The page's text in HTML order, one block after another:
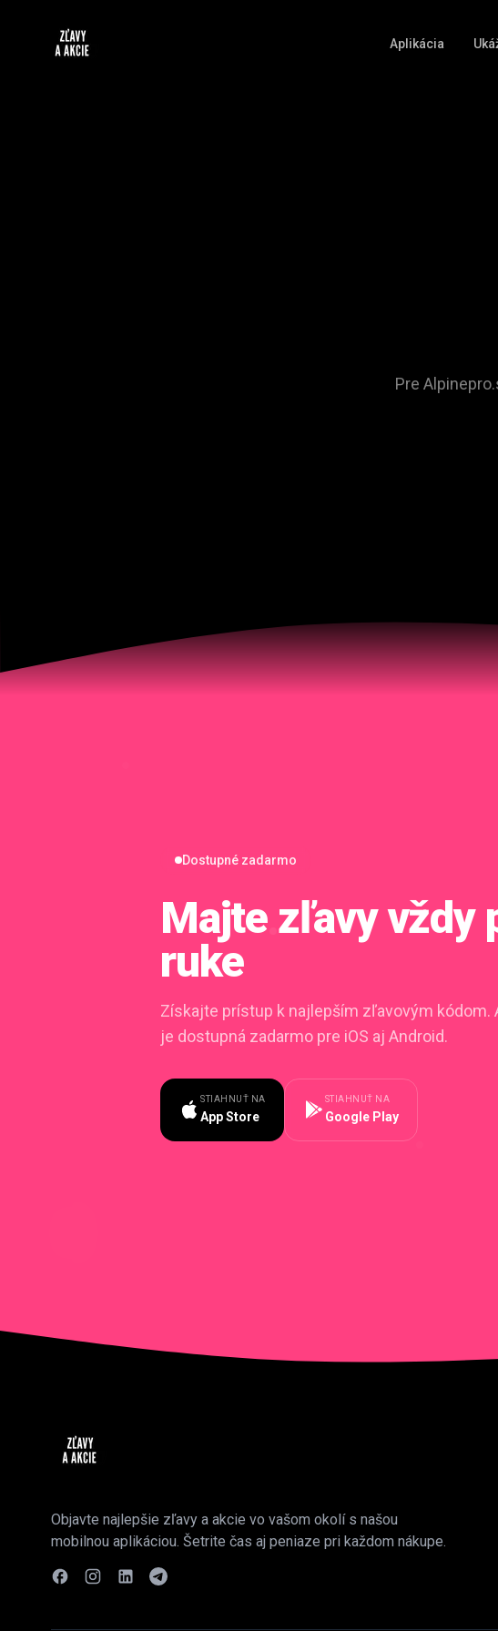
Aplikácia
Pre
Dostupné zadarmo
Majte zľavyvždy
ruke
Získajte prístup k najlepším zľavovým kódom.
je dostupná zadarmo pre iOS aj Android.
STIAHNUŤ NA
App Store
STIAHNUŤ NA
Google Play
Objavte najlepšie zľavy a akcie vo vašom okolí s našou
mobilnou aplikáciou. Šetrite čas aj peniaze pri každom nákupe.